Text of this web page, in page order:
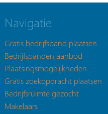
Navigatie
Gratis bedrijfspand plaatsen
Bedrijfspanden aanbod
Plaatsingsmogelijkheden
Gratis zoekopdracht plaatsen
Bedrijfsruimte gezocht
Makelaars